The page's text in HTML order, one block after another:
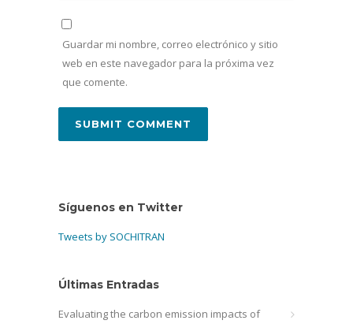
Guardar mi nombre, correo electrónico y sitio
web en este navegador para la próxima vez
que comente.
Síguenos en Twitter
Tweets by SOCHITRAN
Últimas Entradas
Evaluating the carbon emission impacts of